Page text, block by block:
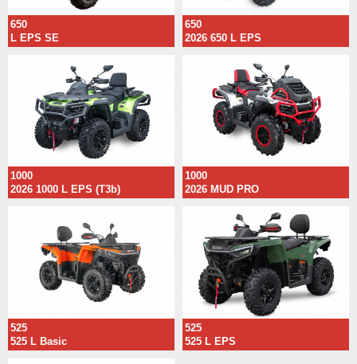
650
L EPS SE
650
2026 650 L EPS
1000
2026 1000 L EPS (T3b)
1000
2026 MUD PRO
525
525 L Basic
525
525 L EPS